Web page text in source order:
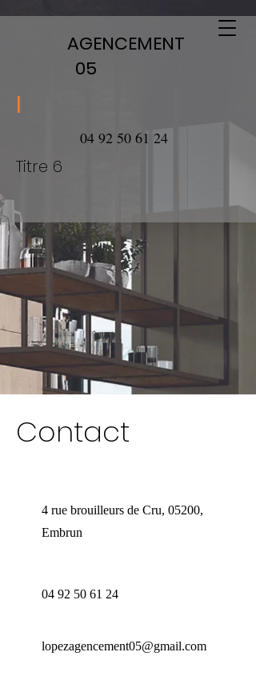
AGENCEMENT
05
l
04 92 50 61 24
Titre 6
Contact
4 rue brouilleurs de Cru, 05200,
Embrun
04 92 50 61 24
lopezagencement05@gmail.com